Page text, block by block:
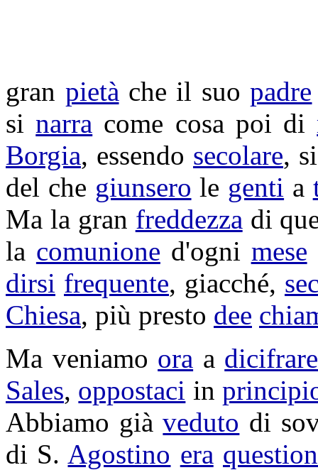
gran pietà che il suopadre
sinarra come cosa poi di
Borgia, essendo secolare,
del che giunsero le genti a
Ma la gran freddezza di
la comunione d'ogni mese
dirsi frequente, giacché,
Chiesa, più presto dee
Ma veniamo ora a dicifrare
Sales, oppostaci in
Abbiamo giàveduto di
di S. Agostino era